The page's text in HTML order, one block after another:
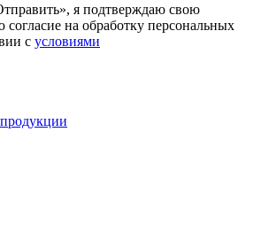
я подтверждаю свою
согласие на обработку персональных
с условиями